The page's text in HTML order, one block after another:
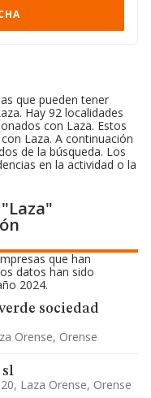
que pueden tener
Hay 92 localidades
con Laza. Estos
Laza. A continuación
de la búsqueda. Los
en la actividad o la
que han
datos han sido
2024.
sociedad
Orense, Orense
sl
Laza Orense, Orense